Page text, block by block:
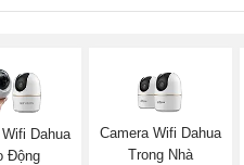
Dahua
Động
Camera Wifi Dahua
Trong Nhà